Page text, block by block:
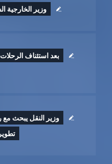
وزير الخارجية
بعد استئناف
وزير النقل يبحث مع